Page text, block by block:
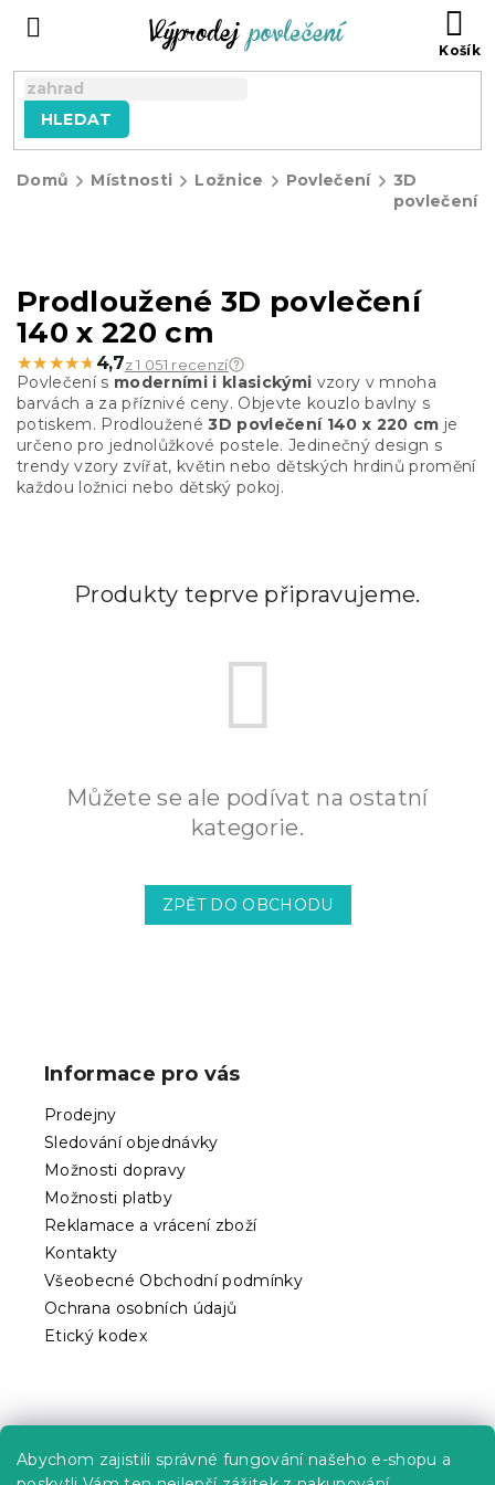
Abychom zajistili správné fungování našeho e-shopu a
HLEDAT
Domů Místnosti Ložnice Povlečení
3D
povlečení
Prodloužené 3D povlečení
140 x 220 cm
★★★★★
★★★★★ 4,7z 1 051 recenzí
Povlečení s moderními i klasickými vzory v mnoha
barvách a za příznivé ceny. Objevte kouzlo bavlny s
potiskem. Prodloužené3D povlečení 140 x 220 cm je
určeno pro jednolůžkové postele. Jedinečný design s
trendy vzory zvířat, květin nebo dětských hrdinů promění
každou ložnici nebo dětský pokoj.
Produkty teprve připravujeme.
Můžete se ale podívat na ostatní
kategorie.
ZPĚT DO OBCHODU
Informace pro vás
Prodejny
Sledování objednávky
Možnosti dopravy
Možnosti platby
Reklamace a vrácení zboží
Kontakty
Všeobecné Obchodní podmínky
Ochrana osobních údajů
Etický kodex